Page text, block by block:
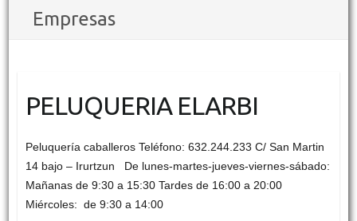
Empresas
PELUQUERIA ELARBI
Peluquería caballeros Teléfono: 632.244.233 C/ San Martin
14 bajo – Irurtzun De lunes-martes-jueves-viernes-sábado:
Mañanas de 9:30 a 15:30 Tardes de 16:00 a 20:00
Miércoles: de 9:30 a 14:00